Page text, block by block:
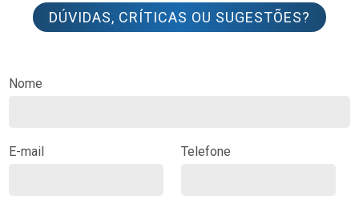
DÚVIDAS, CRÍTICAS OU SUGESTÕES?
Nome
E-mail Telefone